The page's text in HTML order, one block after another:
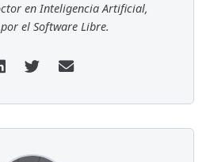
en Inteligencia Artificial,
el Software Libre.